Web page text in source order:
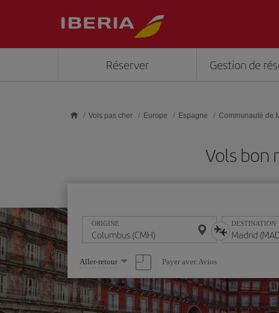
Réserver Gestion de
Vols pas cher Europe Espagne Communauté de
Vols bon
ORIGINE DESTINATION
Sélectionnez
une
option
Aller-retour Payer avec Avios